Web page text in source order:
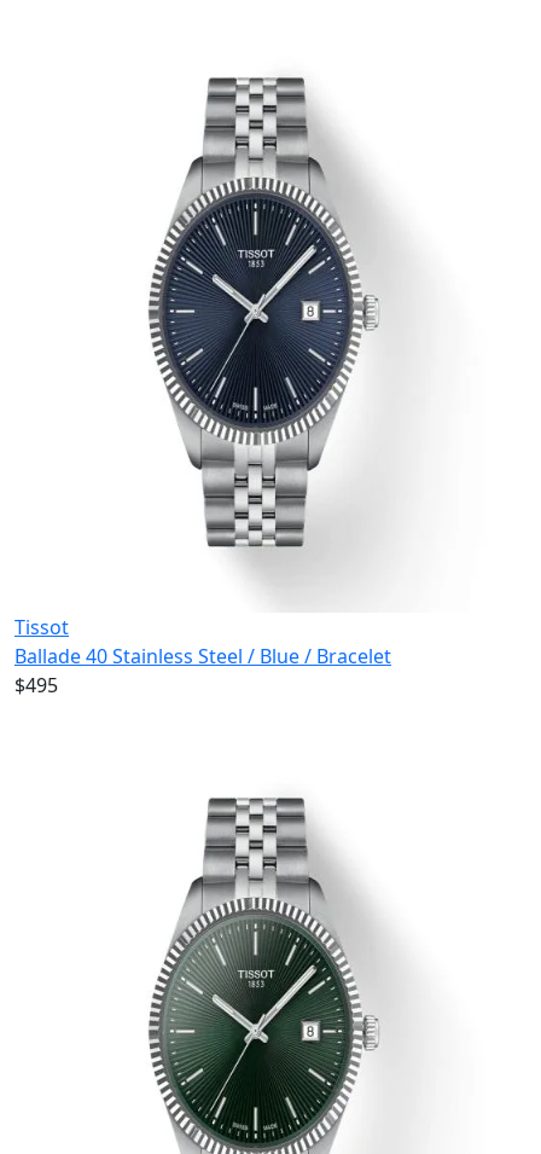
Tissot
Ballade 40 Stainless Steel / Blue / Bracelet
$495